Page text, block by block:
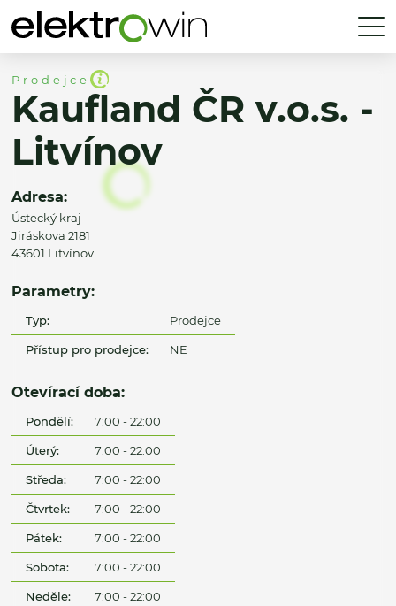
Prodejce
Kaufland ČR v.o.s. -
Litvínov
Adresa:
Ústecký kraj
Jiráskova 2181
43601 Litvínov
Parametry:
Typ: Prodejce
Přístup pro prodejce: NE
Otevírací doba:
Pondělí: 7:00 - 22:00
Úterý: 7:00 - 22:00
Středa: 7:00 - 22:00
Čtvrtek: 7:00 - 22:00
Pátek: 7:00 - 22:00
Sobota: 7:00 - 22:00
Neděle: 7:00 - 22:00